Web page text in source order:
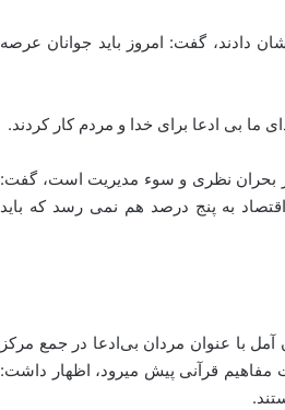
دادند، گفت: امروز باید جوانان عرصه
بی ادعا برای خدا و مردم کار کردند.
بحران نظری و سوء مدیریت است، گفت:
به پنج درصد هم نمی رسد که باید
با عنوان مردان بی‌ادعا در جمع مرکز
فرهنگی و بصیری آل‌طاهای این شهرستان با اشاره به اینکه افق آینده بشری به سمت مفاهیم قرآنی پیش می‎رود، اظهار داشت: